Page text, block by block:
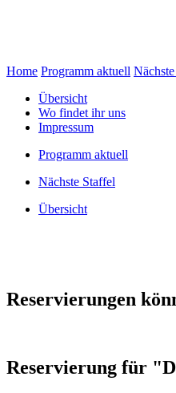
Home Programm aktuell
Übersicht
Wo findet ihr uns
Impressum
Programm aktuell
Nächste Staffel
Übersicht
Reservierungen
Reservierung für